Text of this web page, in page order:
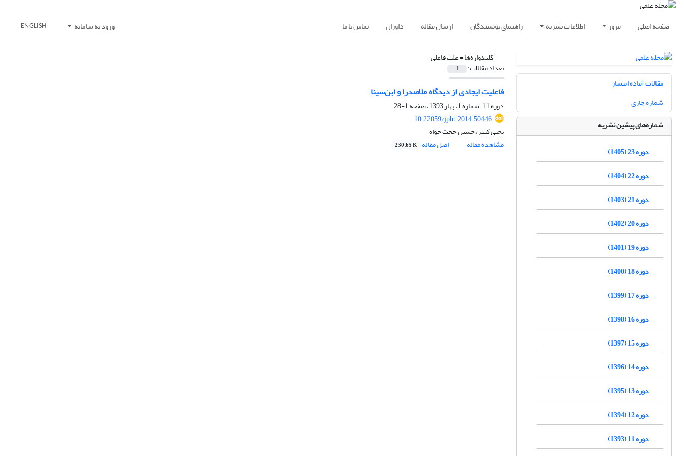
صفحه اصلی مرور اطلاعات نشریه راهنمای نویسندگان ارسال مقاله داوران تماس با ما ورود به سامانه ENGLISH
کلیدواژه‌ها =علت فاعلی
تعداد مقالات: 1
فاعلیت ایجادی از دیدگاه ملاصدرا و ابن‌سینا
دوره 11، شماره 1، بهار 1393، صفحه
1-28
10.22059/jpht.2014.50446
یحیی کبیر، حسین حجت خواه
مشاهده مقاله
اصل مقاله 230.65 K
مقالات آماده انتشار
شماره جاری
شماره‌های پیشین نشریه
دوره 23 (1405)
دوره 22 (1404)
دوره 21 (1403)
دوره 20 (1402)
دوره 19 (1401)
دوره 18 (1400)
دوره 17 (1399)
دوره 16 (1398)
دوره 15 (1397)
دوره 14 (1396)
دوره 13 (1395)
دوره 12 (1394)
دوره 11 (1393)